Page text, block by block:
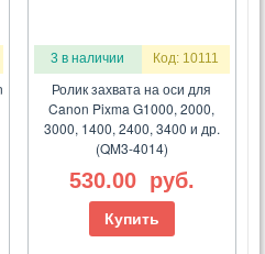
3 в наличии Код: 10111
Ролик захвата на оси для
Canon Pixma G1000, 2000,
3000, 1400, 2400, 3400 и др.
(QM3-4014)
530.00 руб.
Купить